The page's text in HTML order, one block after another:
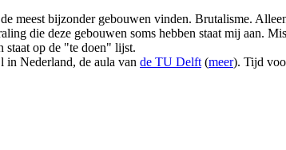
meest bijzonder gebouwen vinden. Brutalisme.
die deze gebouwen soms hebben staat mij aan.
staat op de "te doen" lijst.
in Nederland, de aula van de TU Delft (meer). Tijd